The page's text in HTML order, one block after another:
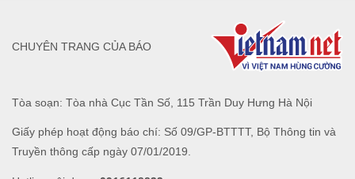
Tòa soạn: Tòa nhà Cục Tần Số, 115 Trần Duy Hưng Hà Nội
Giấy phép hoạt động báo chí: Số 09/GP-BTTTT, Bộ Thông tin và
Truyền thông cấp ngày 07/01/2019.
CHUYÊN TRANG CỦA BÁO